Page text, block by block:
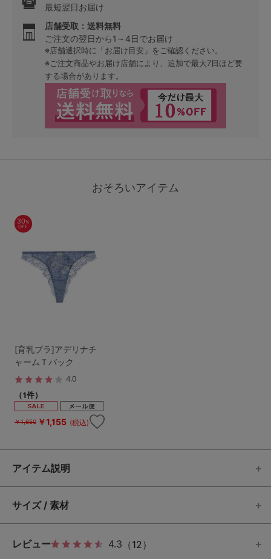
最短翌日お届け
店舗受取：送料無料
ご注文の翌日から1～4日でお届け
※店舗選択時に「お届け目安」をご確認ください。
※ご注文商品やお届け店舗により、追加で最大7日ほど要
する場合があります。
おそろいアイテム
30%
OFF
[育乳ブラ]アデリナチ
ャームＴバック
4.0
（1件）
￥1,650 ￥1,155 (税込)
アイテム説明
サイズ / 素材
レビュー 4.3 （12）